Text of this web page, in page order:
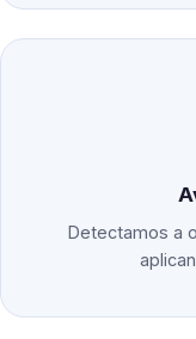
Detectamos a